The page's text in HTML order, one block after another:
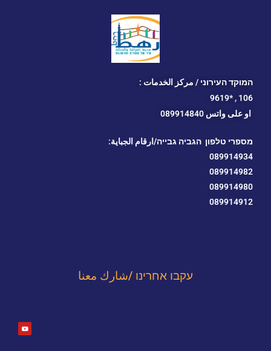
המוקד העירוני / مركز الخدمات :
106 ,
*9619
او على واتس 089914840
מספרי טלפון הגביה גבייה/ارقام الجباية:
089914934
089914982
089914980
089914912
עקבו אחרינו /شارك معنا